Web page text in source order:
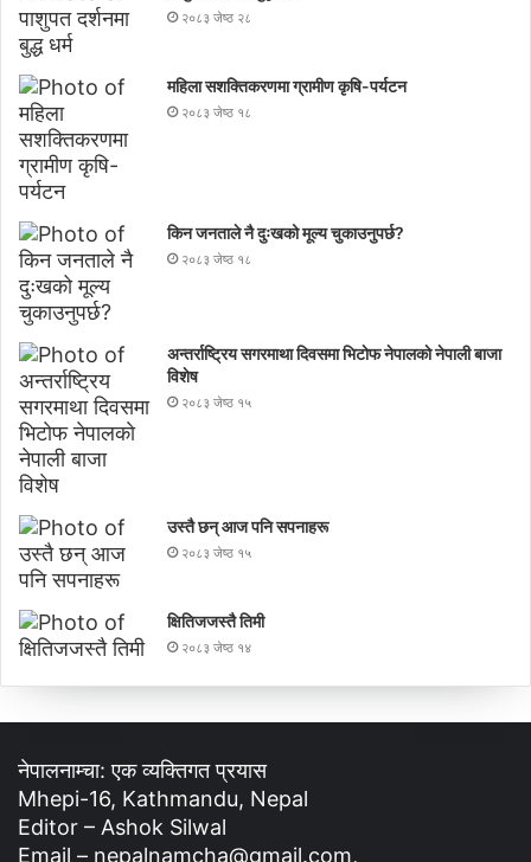
२०८३ जेष्ठ २८
महिला सशक्तिकरणमा ग्रामीण कृषि-पर्यटन
२०८३ जेष्ठ १८
किन जनताले नै दुःखको मूल्य चुकाउनुपर्छ?
२०८३ जेष्ठ १८
अन्तर्राष्ट्रिय सगरमाथा दिवसमा भिटाेफ नेपालकाे नेपाली बाजा
विशेष
२०८३ जेष्ठ १५
उस्तै छन् आज पनि सपनाहरू
२०८३ जेष्ठ १५
क्षितिजजस्तै तिमी
२०८३ जेष्ठ १४
नेपालनाम्चा: एक व्यक्तिगत प्रयास
Mhepi-16, Kathmandu, Nepal
Editor – Ashok Silwal
Email – nepalnamcha@gmail.com,